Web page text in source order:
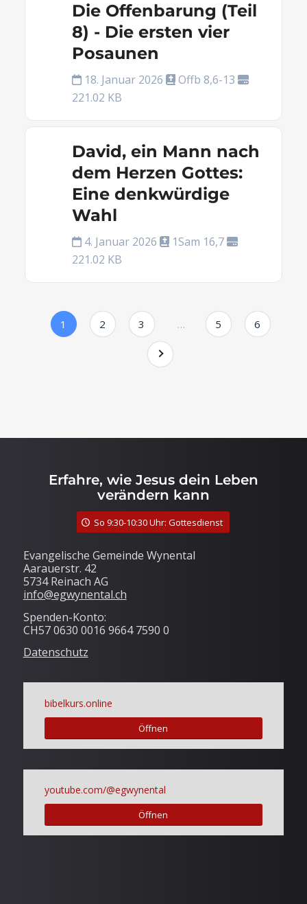
Die Offenbarung (Teil
8) - Die ersten vier
Posaunen
18. Januar 2026
Offb 8,6-13
221.02 KB
David, ein Mann nach
dem Herzen Gottes:
Eine denkwürdige
Wahl
4. Januar 2026
1Sam 16,7
221.02 KB
1 2 3 … 5 6
Erfahre, wie Jesus dein Leben
verändern kann
So 9:30-10:30 Uhr: Gottesdienst
Evangelische Gemeinde Wynental
Aarauerstr. 42
5734 Reinach AG
info@egwynental.ch
Spenden-Konto:
CH57 0630 0016 9664 7590 0
Datenschutz
bibelkurs.online
Öffnen
youtube.com/@egwynental
Öffnen